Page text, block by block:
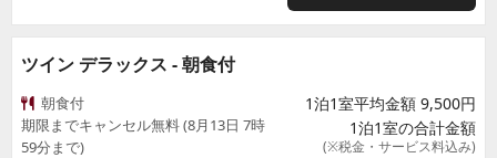
ツイン デラックス - 朝食付
朝食付
期限までキャンセル無料 (8月13日 7時
59分まで)
1泊1室平均金額 9,500円
1泊1室の合計金額
(※税金・サービス料込み)